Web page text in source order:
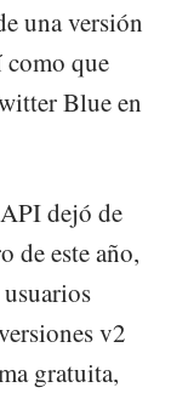
una versión
como que
Blue en
dejó de
de este año,
v2
gratuita,